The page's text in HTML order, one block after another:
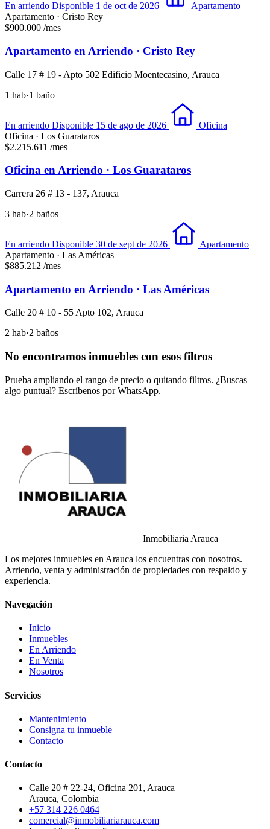
En arriendo Disponible 1 de oct de 2026
Apartamento
Apartamento · Cristo Rey
$900.000 /mes
Apartamento en Arriendo · Cristo Rey
Calle 17 # 19 - Apto 502 Edificio Moentecasino, Arauca
1 hab·1 baño
En arriendo Disponible 15 de ago de 2026
Oficina
Oficina · Los Guarataros
$2.215.611 /mes
Oficina en Arriendo · Los Guarataros
Carrera 26 # 13 - 137, Arauca
3 hab·2 baños
En arriendo Disponible 30 de sept de 2026
Apartamento
Apartamento · Las Américas
$885.212 /mes
Apartamento en Arriendo · Las Américas
Calle 20 # 10 - 55 Apto 102, Arauca
2 hab·2 baños
No encontramos inmuebles con esos filtros
Prueba ampliando el rango de precio o quitando filtros. ¿Buscas
algo puntual? Escríbenos por WhatsApp.
Inmobiliaria Arauca
Los mejores inmuebles en Arauca los encuentras con nosotros.
Arriendo, venta y administración de propiedades con respaldo y
experiencia.
Navegación
Inicio
Inmuebles
En Arriendo
En Venta
Nosotros
Servicios
Mantenimiento
Consigna tu inmueble
Contacto
Contacto
Calle 20 # 22-24, Oficina 201, Arauca
Arauca, Colombia
+57 314 226 0464
comercial@inmobiliariarauca.com